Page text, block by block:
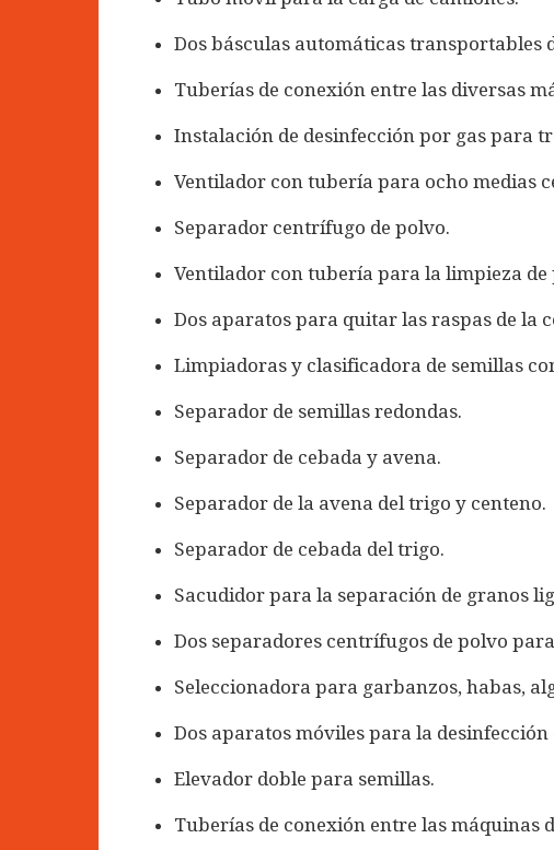
Dos básculas automáticas transportables
Tuberías de conexión entre las diversas
Instalación de desinfección por gas para
Ventilador con tubería para ocho medias
Separador centrífugo de polvo.
Ventilador con tubería para la limpieza de
Dos aparatos para quitar las raspas de la
Limpiadoras y clasificadora de semillas
Separador de semillas redondas.
Separador de cebada y avena.
Separador de la avena del trigo y centeno.
Separador de cebada del trigo.
Sacudidor para la separación de granos
Dos separadores centrífugos de polvo
Seleccionadora para garbanzos, habas,
Dos aparatos móviles para la desinfección
Elevador doble para semillas.
Tuberías de conexión entre las máquinas